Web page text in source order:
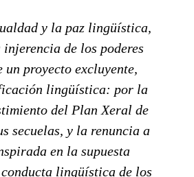
y la paz lingüística,
de los poderes
proyecto excluyente,
lingüística: por la
del Plan Xeral de
secuelas, y la renuncia a
en la supuesta
lingüística de los